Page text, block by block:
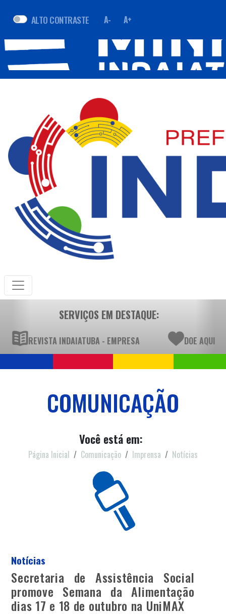
ALTO CONTRASTE A- A+
SERVIÇOS EM DESTAQUE:
REVISTA INDAIATUBA - EMPRESA DOE AQUI
COMUNICAÇÃO
Você está em:
Página Inicial Comunicação Imprensa Notícias
Notícias
Secretaria de Assistência Social
promove Semana da Alimentação
dias 17 e 18 de outubro na UniMAX